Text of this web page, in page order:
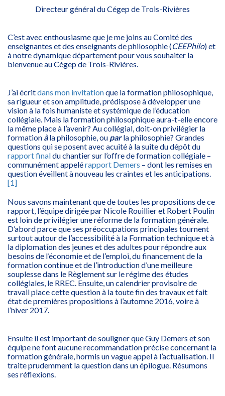
Directeur général du Cégep de Trois-Rivières
C’est avec enthousiasme que je me joins au Comité des
enseignantes et des enseignants de philosophie (CEEPhilo) et
à notre dynamique département pour vous souhaiter la
bienvenue au Cégep de Trois-Rivières.
J’ai écritdans mon invitationque la formation philosophique,
sa rigueur et son amplitude, prédispose à développer une
vision à la fois humaniste et systémique de l’éducation
collégiale. Mais la formation philosophique aura-t-elle encore
la même place à l’avenir? Au collégial, doit-on privilégier la
formation àla philosophie, ou parla philosophie? Grandes
questions qui se posent avec acuité à la suite du dépôt du
rapport finaldu chantier sur l’offre de formation collégiale –
communément appelérapport Demers – dont les remises en
question éveillent à nouveau les craintes et les anticipations.
[1]
Nous savons maintenant que de toutes les propositions de ce
rapport, l’équipe dirigée par Nicole Rouillier et Robert Poulin
est loin de privilégier une réforme de la formation générale.
D’abord parce que ses préoccupations principales tournent
surtout autour de l’accessibilité à la Formation technique et à
la diplomation des jeunes et des adultes pour répondre aux
besoins de l’économie et de l’emploi, du financement de la
formation continue et de l’introduction d’une meilleure
souplesse dans le Règlement sur le régime des études
collégiales, le RREC. Ensuite, un calendrier provisoire de
travail place cette question à la toute fin des travaux et fait
état de premières propositions à l’automne 2016, voire à
l’hiver 2017.
Ensuite il est important de souligner que Guy Demers et son
équipe ne font aucune recommandation précise concernant la
formation générale, hormis un vague appel à l’actualisation. Il
traite prudemment la question dans un épilogue. Résumons
ses réflexions.